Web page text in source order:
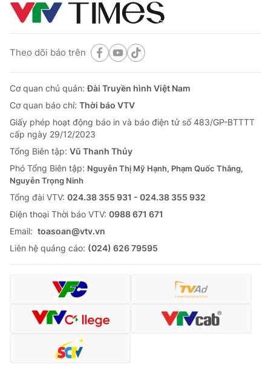
Theo dõi báo trên
Cơ quan chủ quản:Đài Truyền hình Việt Nam
Cơ quan báo chí: Thời báo VTV
Giấy phép hoạt động báo in và báo điện tử số 483/GP-BTTTT
cấp ngày 29/12/2023
Tổng Biên tập: Vũ Thanh Thủy
Phó Tổng Biên tập: Nguyễn Thị Mỹ Hạnh, Phạm Quốc Thắng,
Nguyễn Trọng Ninh
Tổng đài VTV: 024.38 355 931 - 024.38 355 932
Ðiện thoại Thời báo VTV: 0988 671 671
Email: toasoan@vtv.vn
Liên hệ quảng cáo: (024) 626 79595